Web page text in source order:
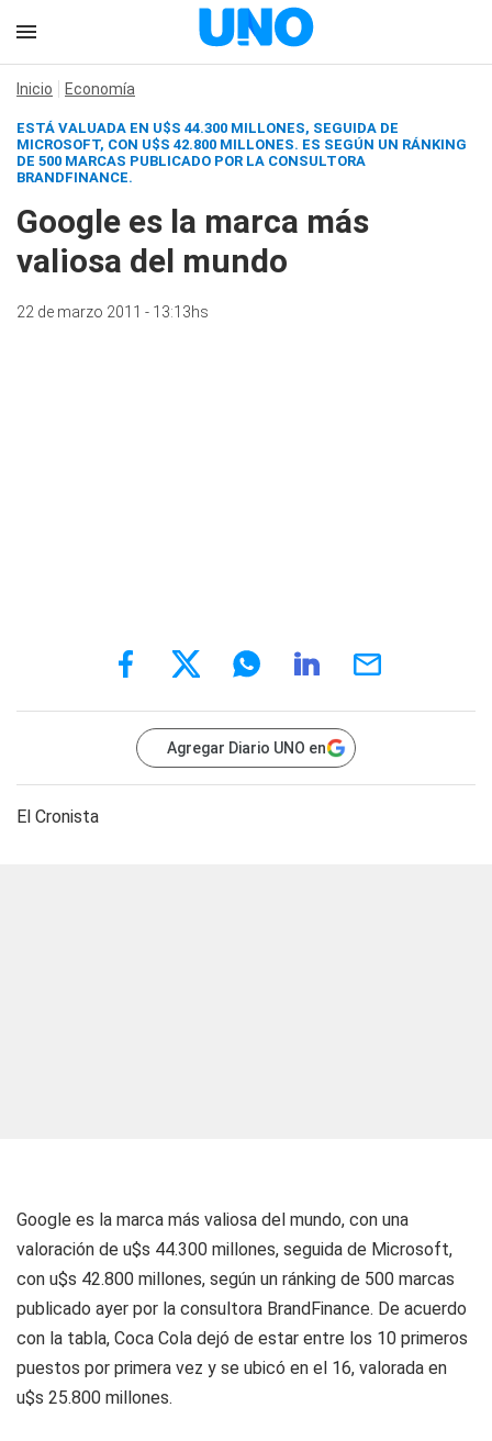
Inicio Economía
ESTÁ VALUADA EN U$S 44.300 MILLONES, SEGUIDA DE
MICROSOFT, CON U$S 42.800 MILLONES. ES SEGÚN UN RÁNKING
DE 500 MARCAS PUBLICADO POR LA CONSULTORA
BRANDFINANCE.
Google es la marca más
valiosa del mundo
22 de marzo 2011 - 13:13hs
Agregar Diario UNO en
El Cronista
Google es la marca más valiosa del mundo, con una
valoración de u$s 44.300 millones, seguida de Microsoft,
con u$s 42.800 millones, según un ránking de 500 marcas
publicado ayer por la consultora BrandFinance. De acuerdo
con la tabla, Coca Cola dejó de estar entre los 10 primeros
puestos por primera vez y se ubicó en el 16, valorada en
u$s 25.800 millones.